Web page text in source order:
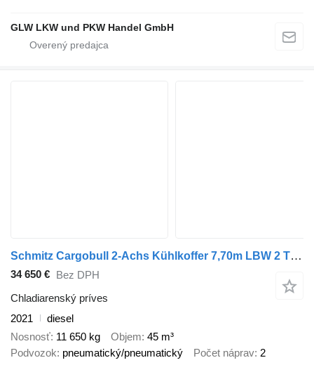
GLW LKW und PKW Handel GmbH
Schmitz Cargobull 2-Achs Kühlkoffer 7,70m LBW 2 T*CARRIER 1550
34 650 € Bez DPH
Chladiarenský príves
2021
diesel
Nosnosť 11 650 kg Objem 45 m³
Podvozok pneumatický/pneumatický Počet náprav 2